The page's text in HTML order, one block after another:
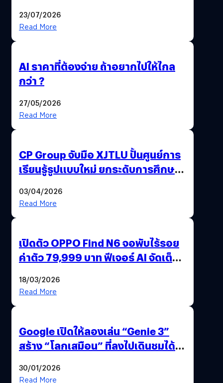
23/07/2026
Read More
AI ราคาที่ต้องจ่าย ถ้าอยากไปให้ไกล
กว่า ?
27/05/2026
Read More
CP Group จับมือ XJTLU ปั้นศูนย์การ
เรียนรู้รูปแบบใหม่ ยกระดับการศึกษา
03/04/2026
Read More
เปิดตัว OPPO Find N6 จอพับไร้รอย
ค่าตัว 79,999 บาท ฟีเจอร์ AI จัดเต็ม
18/03/2026
Read More
Google เปิดให้ลองเล่น “Genie 3”
สร้าง “โลกเสมือน” ที่ลงไปเดินชมได้
30/01/2026
Read More